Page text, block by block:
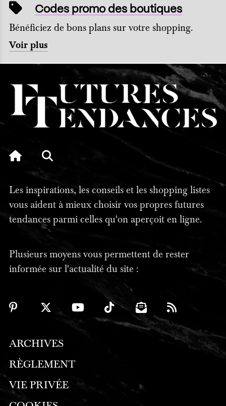
Codes promo des boutiques
Bénéficiez de bons plans sur votre shopping.
Voir plus
Les inspirations, les conseils et les shopping listes
vous aident à mieux choisir vos propres futures
tendances parmi celles qu'on aperçoit en ligne.
Plusieurs moyens vous permettent de rester
informée sur l'actualité du site :
ARCHIVES
RÈGLEMENT
VIE PRIVÉE